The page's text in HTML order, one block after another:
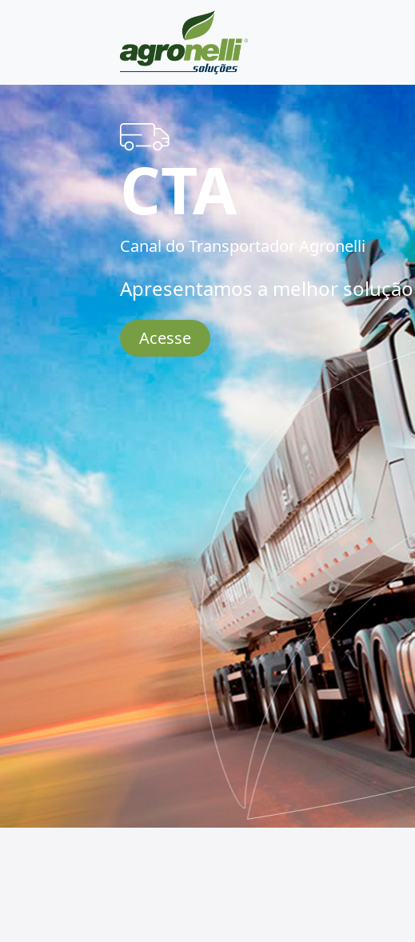
CTA
Canal do Transportador Agronelli
Apresentamos a melhor solução
Acesse